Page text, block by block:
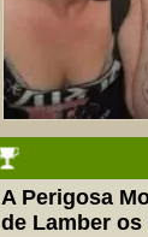
A Perigosa
de Lamber os